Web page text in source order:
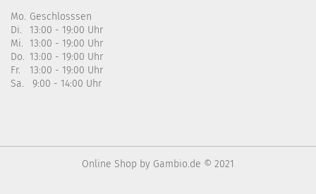
Mo. Geschlosssen
Di.
13:00 - 19:00 Uhr
Mi.
13:00 - 19:00 Uhr
Do. 13:00 - 19:00 Uhr
Fr.
13:00 - 19:00 Uhr
Sa.
9:00 - 14:00 Uhr
Online Shop by Gambio.de © 2021